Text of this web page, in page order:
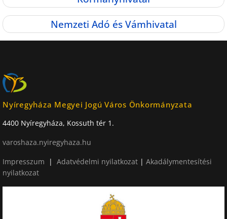
Nemzeti Adó és Vámhivatal
Nyíregyháza Megyei Jogú Város Önkormányzata
4400 Nyíregyháza, Kossuth tér 1.
varoshaza.nyiregyhaza.hu
Impresszum | Adatvédelmi nyilatkozat | Akadálymentesítési
nyilatkozat